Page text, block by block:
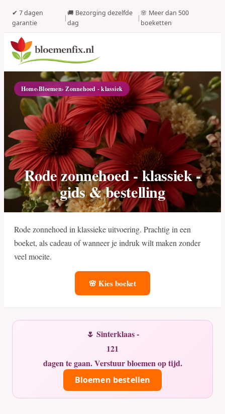
✔ 7 dagen
garantie
|
🚚 Bezorging dezelfde
dag
|
🌸 Meer dan 500
boeketten
Home›Bloemen› Zonnehoed - klassiek
Rode zonnehoed - klassiek -
gids & bestelling
Rode zonnehoed in klassieke uitvoering. Prachtig in een
boeket, als cadeau of wanneer je indruk wilt maken zonder
veel moeite.
🌸 Kies boeket
🌷 Sinterklaas -
121
dagen te gaan. Verstuur bloemen op tijd.
Bloemen bestellen